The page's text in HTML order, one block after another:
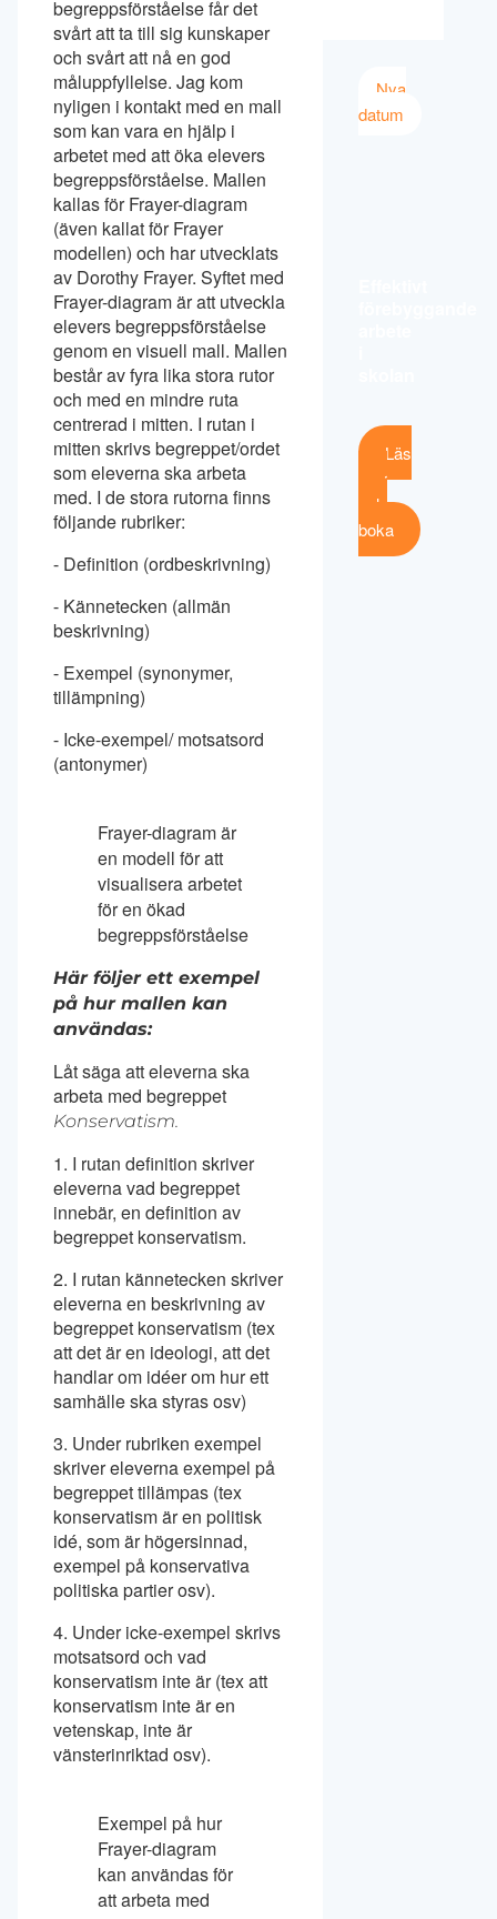
begreppsförståelse får det
svårt att ta till sig kunskaper
och svårt att nå en god
måluppfyllelse. Jag kom
nyligen i kontakt med en mall
som kan vara en hjälp i
arbetet med att öka elevers
begreppsförståelse. Mallen
kallas för Frayer-diagram
(även kallat för Frayer
modellen) och har utvecklats
av Dorothy Frayer. Syftet med
Frayer-diagram är att utveckla
elevers begreppsförståelse
genom en visuell mall. Mallen
består av fyra lika stora rutor
och med en mindre ruta
centrerad i mitten. I rutan i
mitten skrivs begreppet/ordet
som eleverna ska arbeta
med. I de stora rutorna finns
följande rubriker:
⁃ Definition (ordbeskrivning)
⁃ Kännetecken (allmän
beskrivning)
⁃ Exempel (synonymer,
tillämpning)
⁃ Icke-exempel/ motsatsord
(antonymer)
Frayer-diagram är
en modell för att
visualisera arbetet
för en ökad
begreppsförståelse
Här följer ett exempel
på hur mallen kan
användas:
Låt säga att eleverna ska
arbeta med begreppet
Konservatism.
1. I rutan definition skriver
eleverna vad begreppet
innebär, en definition av
begreppet konservatism.
2. I rutan kännetecken skriver
eleverna en beskrivning av
begreppet konservatism (tex
att det är en ideologi, att det
handlar om idéer om hur ett
samhälle ska styras osv)
3. Under rubriken exempel
skriver eleverna exempel på
begreppet tillämpas (tex
konservatism är en politisk
idé, som är högersinnad,
exempel på konservativa
politiska partier osv).
4. Under icke-exempel skrivs
motsatsord och vad
konservatism inte är (tex att
konservatism inte är en
vetenskap, inte är
vänsterinriktad osv).
Exempel på hur
Frayer-diagram
kan användas för
att arbeta med
Nya
datum
Läs
mer
och
boka